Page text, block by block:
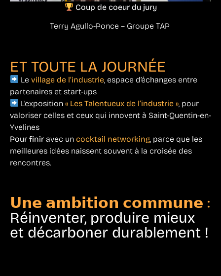
Coup de coeur du jury
Terry Agullo-Ponce – Groupe TAP
ET TOUTE LA JOURNÉE
Levillage de l’industrie , espace d’échanges entre
partenaires et start-ups
L’exposition« Les Talentueux de l’industrie » , pour
valoriser celles et ceux qui innovent à Saint-Quentin-en-
Yvelines
Pour finir avec un cocktail networking , parce que les
meilleures idées naissent souvent à la croisée des
rencontres.
𝗨𝗻𝗲 𝗮𝗺𝗯𝗶𝘁𝗶𝗼𝗻 𝗰𝗼𝗺𝗺𝘂𝗻𝗲 :
Réinventer, produire mieux
et décarboner durablement !